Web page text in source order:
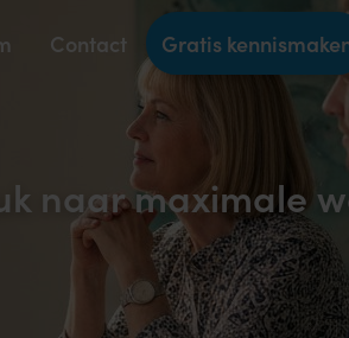
Contact Gratis
naar maximale